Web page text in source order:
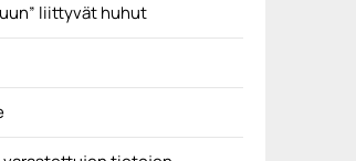
liittyvät huhut